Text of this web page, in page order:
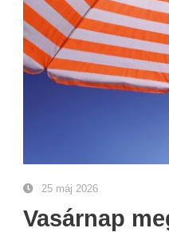
25 máj 2026
Vasárnap